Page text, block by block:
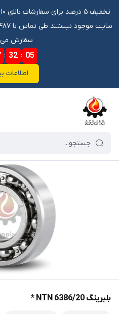
سفارش می
: 32 : 05
اطلاعات
فروشگاه آنلاین آوروکو
بلبرینگ 6386/20 NTN *